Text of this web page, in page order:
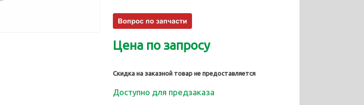
Цена по запросу
Скидка на заказной товар не предоставляется
Доступно для предзаказа